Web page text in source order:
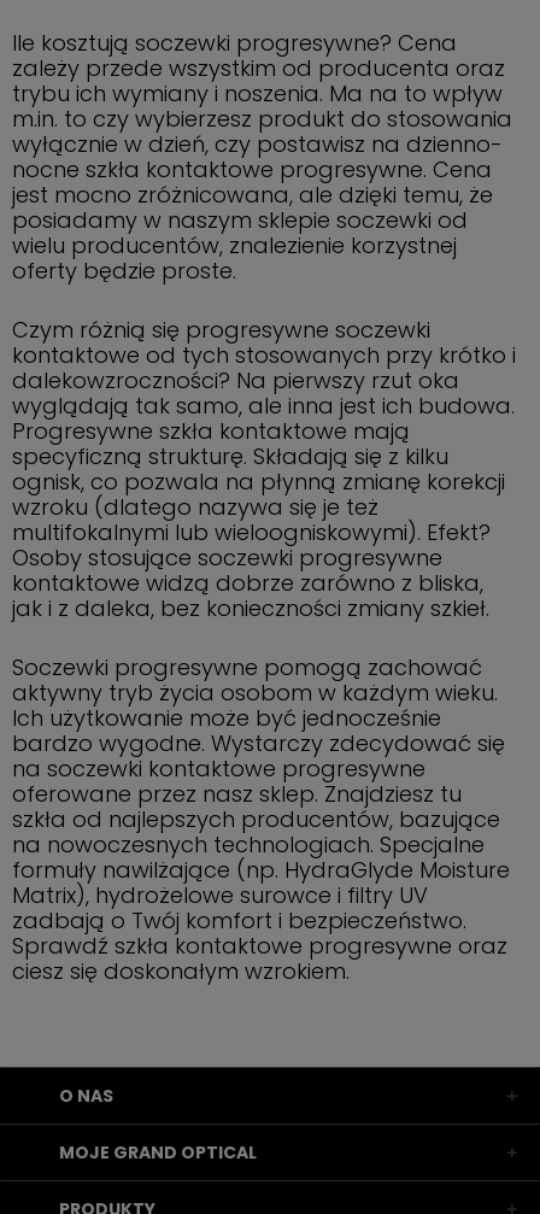
Ile kosztują soczewki progresywne? Cena
zależy przede wszystkim od producenta oraz
trybu ich wymiany i noszenia. Ma na to wpływ
m.in. to czy wybierzesz produkt do stosowania
wyłącznie w dzień, czy postawisz na dzienno-
nocne szkła kontaktowe progresywne. Cena
jest mocno zróżnicowana, ale dzięki temu, że
posiadamy w naszym sklepie soczewki od
wielu producentów, znalezienie korzystnej
oferty będzie proste.
Czym różnią się progresywne soczewki
kontaktowe od tych stosowanych przy krótko i
dalekowzroczności? Na pierwszy rzut oka
wyglądają tak samo, ale inna jest ich budowa.
Progresywne szkła kontaktowe mają
specyficzną strukturę. Składają się z kilku
ognisk, co pozwala na płynną zmianę korekcji
wzroku (dlatego nazywa się je też
multifokalnymi lub wieloogniskowymi). Efekt?
Osoby stosujące soczewki progresywne
kontaktowe widzą dobrze zarówno z bliska,
jak i z daleka, bez konieczności zmiany szkieł.
Soczewki progresywne pomogą zachować
aktywny tryb życia osobom w każdym wieku.
Ich użytkowanie może być jednocześnie
bardzo wygodne. Wystarczy zdecydować się
na soczewki kontaktowe progresywne
oferowane przez nasz sklep. Znajdziesz tu
szkła od najlepszych producentów, bazujące
na nowoczesnych technologiach. Specjalne
formuły nawilżające (np. HydraGlyde Moisture
Matrix), hydrożelowe surowce i filtry UV
zadbają o Twój komfort i bezpieczeństwo.
Sprawdź szkła kontaktowe progresywne oraz
ciesz się doskonałym wzrokiem.
O NAS
MOJE GRAND OPTICAL
PRODUKTY